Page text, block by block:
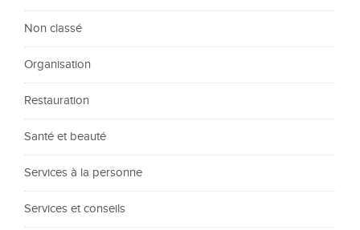
Non classé
Organisation
Restauration
Santé et beauté
Services à la personne
Services et conseils